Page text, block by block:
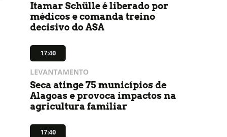
Itamar Schülle é liberado por
médicos e comanda treino
decisivo do ASA
17:40
LEVANTAMENTO
Seca atinge 75 municípios de
Alagoas e provoca impactos na
agricultura familiar
17:40